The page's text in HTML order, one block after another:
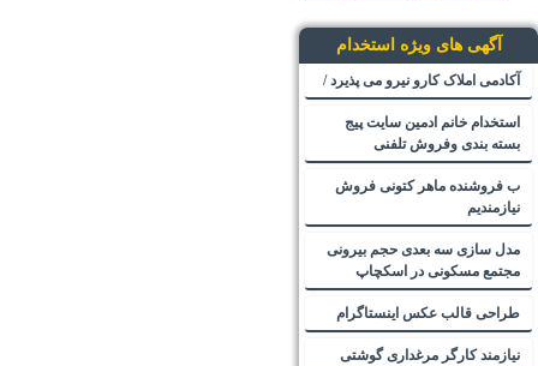
آگهی های ویژه استخدام
آکادمی املاک کارو نیرو می پذیرد /
استخدام خانم ادمین سایت پیج
بسته بندی وفروش تلفنی
ب فروشنده ماهر کتونی فروش
نیازمندیم
مدل سازی سه بعدی حجم بیرونی
مجتمع مسکونی در اسکچاپ
طراحی قالب عکس اینستاگرام
نیازمند کارگر مرغداری گوشتی